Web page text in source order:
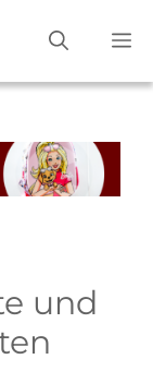
und